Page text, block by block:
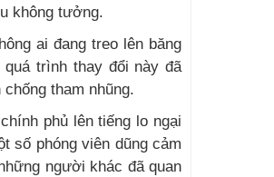
không tưởng.
ai đang treo lên băng
quá trình thay đổi này đã
tham nhũng.
phủ lên tiếng lo ngại
số phóng viên dũng cảm
người khác đã quan